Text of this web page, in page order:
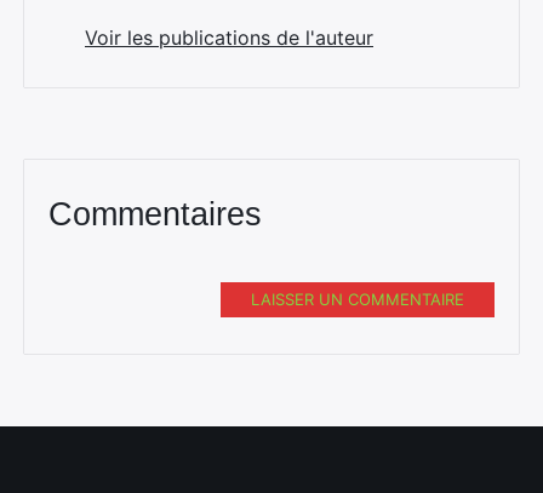
Voir les publications de l'auteur
Commentaires
LAISSER UN COMMENTAIRE